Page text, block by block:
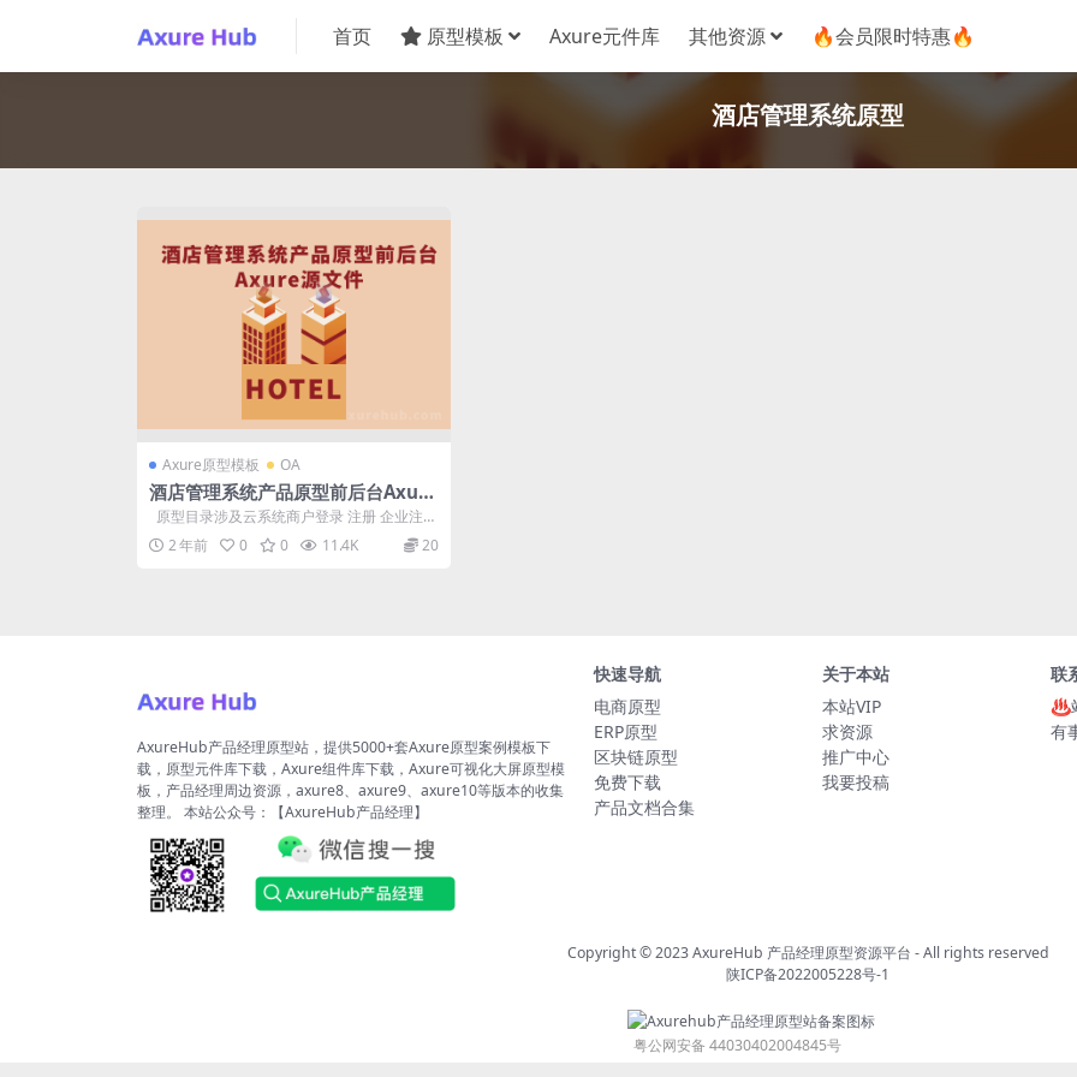
首页 原型模板 Axure元件库 其他资源 🔥会员限时特惠🔥
酒店管理系统原型
Axure原型模板 OA
酒店管理系统产品原型前后台Axure
源文件
原型目录涉及云系统商户登录 注册 企业注册
资质信息提交页 基础设置...
2 年前 0 0 11.4K 20
AxureHub产品经理原型站，提供5000+套Axure原型案例模板下
载，原型元件库下载，Axure组件库下载，Axure可视化大屏原型模
板，产品经理周边资源，axure8、axure9、axure10等版本的收集
整理。 本站公众号：【AxureHub产品经理】
快速导航
电商原型
ERP原型
区块链原型
免费下载
产品文档合集
关于本站
本站VIP
求资源
推广中心
我要投稿
联
♨️
有
Copyright © 2023AxureHub 产品经理原型资源平台 - All rights reserved
陕ICP备2022005228号-1
粤公网安备 44030402004845号